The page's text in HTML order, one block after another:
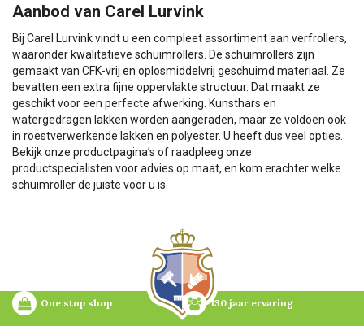
Aanbod van Carel Lurvink
Bij Carel Lurvink vindt u een compleet assortiment aan verfrollers,
waaronder kwalitatieve schuimrollers. De schuimrollers zijn
gemaakt van CFK-vrij en oplosmiddelvrij geschuimd materiaal. Ze
bevatten een extra fijne oppervlakte structuur. Dat maakt ze
geschikt voor een perfecte afwerking. Kunsthars en
watergedragen lakken worden aangeraden, maar ze voldoen ook
in roestverwerkende lakken en polyester. U heeft dus veel opties.
Bekijk onze productpagina’s of raadpleeg onze
productspecialisten voor advies op maat, en kom erachter welke
schuimroller de juiste voor u is.
One stop shop 130 jaar ervaring